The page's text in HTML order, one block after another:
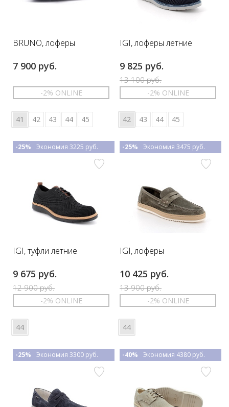
BRUNO, лоферы
7 900 руб.
-2% ONLINE
41 42 43 44 45
IGI, лоферы летние
9 825 руб.
13 100 руб.
-2% ONLINE
42 43 44 45
IGI, туфли летние
9 675 руб.
12 900 руб.
-25% Экономия 3225 руб.
-2% ONLINE
44
IGI, лоферы
10 425 руб.
13 900 руб.
-25% Экономия 3475 руб.
-2% ONLINE
44
-25% Экономия 3300 руб. -40% Экономия 4380 руб.